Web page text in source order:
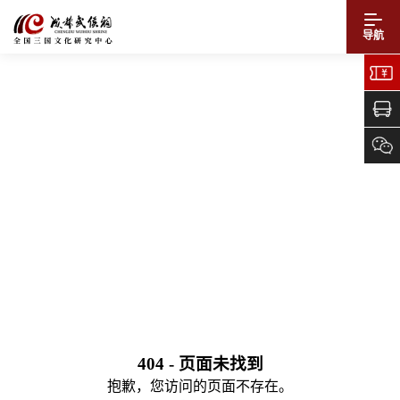
导航
404 - 页面未找到
抱歉，您访问的页面不存在。